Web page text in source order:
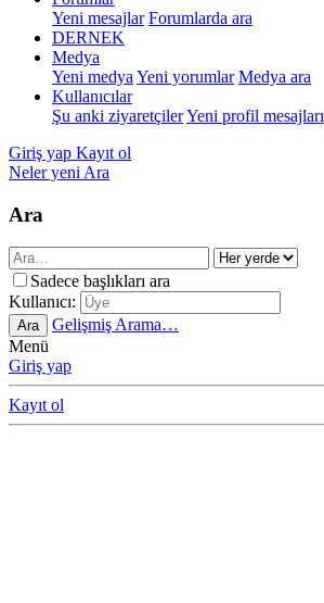
Yeni mesajlar Forumlarda ara
DERNEK
Medya
Yeni medya Yeni yorumlar Medya ara
Kullanıcılar
Şu anki ziyaretçilerYeni profil mesajları
Giriş yap Kayıt ol
Neler yeni Ara
Ara
Sadece başlıkları ara
Kullanıcı:
Ara
Gelişmiş Arama…
Menü
Giriş yap
Kayıt ol